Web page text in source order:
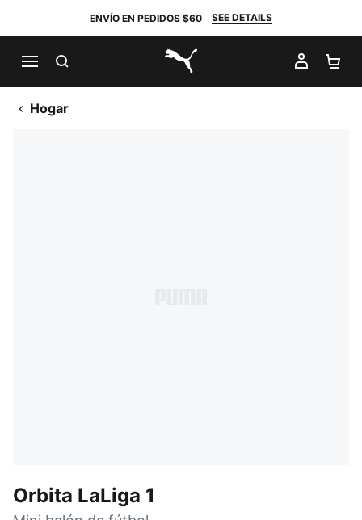
ENVÍO EN PEDIDOS $60 SEE DETAILS
PUMA.com
MI
Hogar
Orbita LaLiga 1